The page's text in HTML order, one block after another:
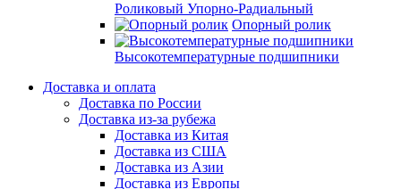
Роликовый Упорно-Радиальный
Опорный ролик
Высокотемпературные подшипники
Доставка и оплата
Доставка по России
Доставка из-за рубежа
Доставка из Китая
Доставка из США
Доставка из Азии
Доставка из Европы